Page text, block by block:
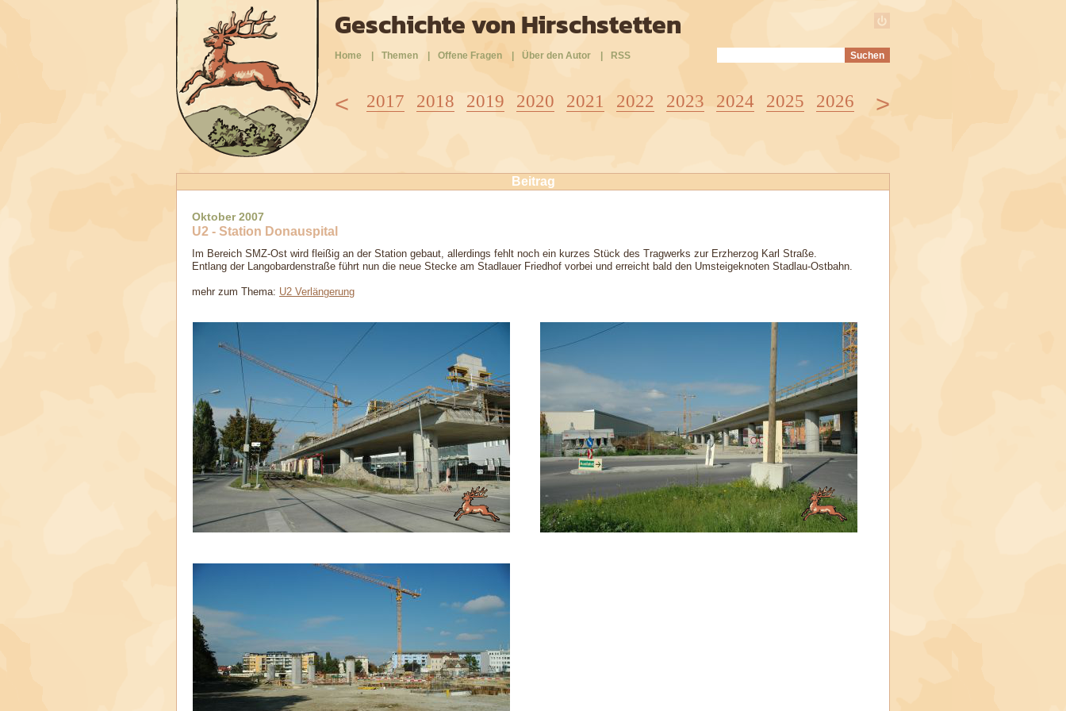
Geschichte von Hirschstetten
Home Themen Offene Fragen Über den Autor RSS
< >
2013 2014 2015 2016 2017 2018 2019 2020 2021 2022 2023 2024 2025 2026
Beitrag
Oktober 2007
U2 - Station Donauspital
Im Bereich SMZ-Ost wird fleißig an der Station gebaut, allerdings fehlt noch ein kurzes Stück des Tragwerks zur Erzherzog Karl Straße.
Entlang der Langobardenstraße führt nun die neue Stecke am Stadlauer Friedhof vorbei und erreicht bald den Umsteigeknoten Stadlau-Ostbahn.
mehr zum Thema: U2 Verlängerung